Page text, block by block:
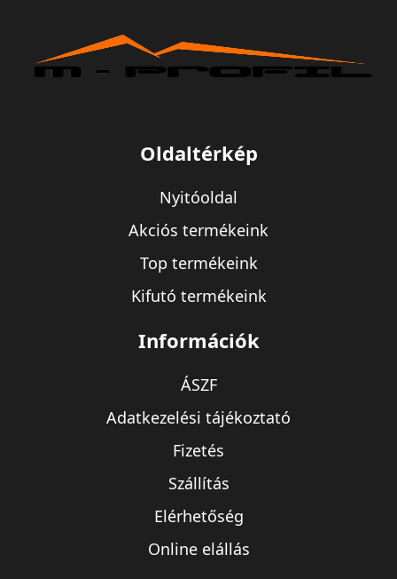
Oldaltérkép
Nyitóoldal
Akciós termékeink
Top termékeink
Kifutó termékeink
Információk
ÁSZF
Adatkezelési tájékoztató
Fizetés
Szállítás
Elérhetőség
Online elállás